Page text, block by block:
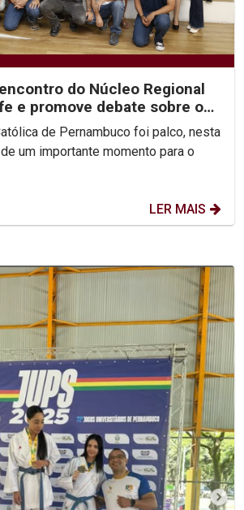
do Núcleo Regional
e promove debate sobre os
no... de Pernambuco foi palco, nesta
um importante momento para o
LER MAIS